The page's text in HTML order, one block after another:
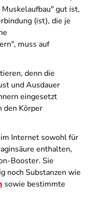
gut ist,
(ist), die je
muss auf
denn die
und Ausdauer
eingesetzt
den Körper
Internet sowohl für
enthalten,
Booster. Sie
noch Substanzen wie
sowie bestimmte